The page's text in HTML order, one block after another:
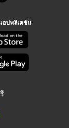
ปพลิเคชัน